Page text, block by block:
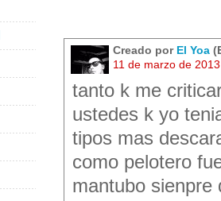
Creado por El Yoa
11 de marzo de
tanto k me
ustedes k yo
tipos mas
como pelotero
mantubo sienpre